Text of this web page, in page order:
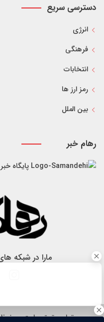
دسترسی سریع
انرژی
فرهنگی
انتخابات
رمز ارز ها
بین الملل
رهام خبر
پایگاه
مارا در شبکه
تمام حقوق سایت محفوظ